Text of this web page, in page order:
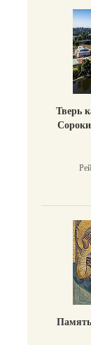
Тверь